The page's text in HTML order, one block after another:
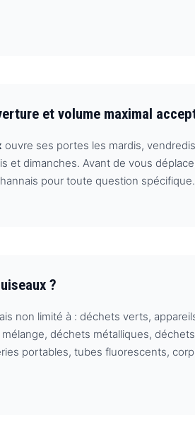
et volume maximal
ouvre ses portes les mardis,
et dimanches. Avant de vous
pour toute question spécifique.
?
non limité à : déchets verts,
déchets métalliques,
portables, tubes fluorescents,